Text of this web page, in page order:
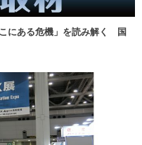
にある危機」を読み解く 国